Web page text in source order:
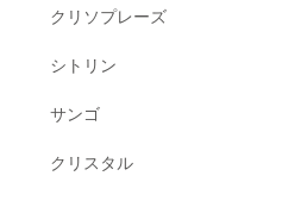
クリソプレーズ
シトリン
サンゴ
クリスタル